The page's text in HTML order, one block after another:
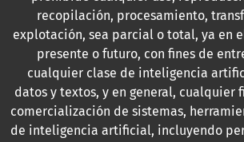
recopilación, procesamiento,
explotación, sea parcial o total, ya en
presente o futuro, con fines de
cualquier clase de inteligencia
datos y textos, y en general, cualquier
comercialización de sistemas,
de inteligencia artificial, incluyendo